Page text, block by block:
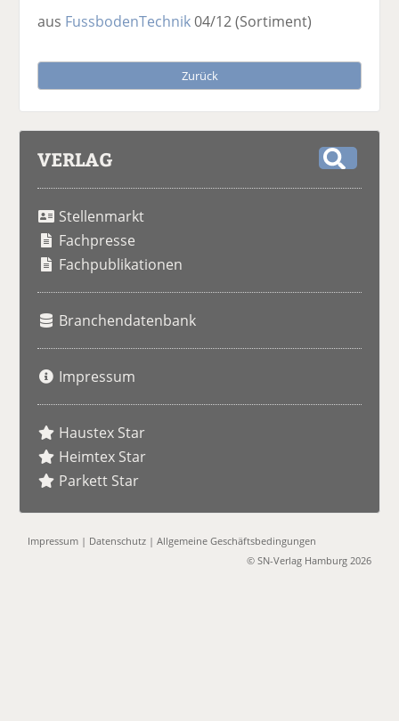
aus FussbodenTechnik04/12(Sortiment)
Zurück
VERLAG
Stellenmarkt
Fachpresse
Fachpublikationen
Branchendatenbank
Impressum
Haustex Star
Heimtex Star
Parkett Star
Impressum | Datenschutz |Allgemeine Geschäftsbedingungen
© SN-Verlag Hamburg 2026